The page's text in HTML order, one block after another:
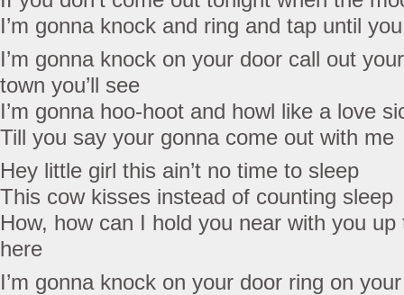
I’m gonna knock and ring and tap until
I’m gonna knock on your door call out
town you’ll see
I’m gonna hoo-hoot and howl like a love
Till you say your gonna come out with me
Hey little girl this ain’t no time to sleep
This cow kisses instead of counting sleep
How, how can I hold you near with you
here
I’m gonna knock on your door ring on